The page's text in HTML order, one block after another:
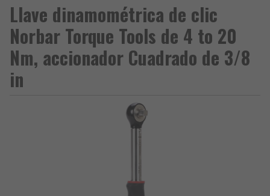
Llave dinamométrica de clic
Norbar Torque Tools de 4 to 20
Nm, accionador Cuadrado de 3/8
in